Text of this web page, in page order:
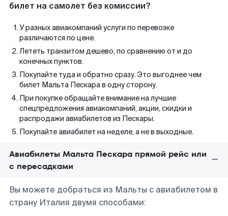
билет на самолет без комиссии?
У разных авиакомпаний услуги по перевозке
различаются по цене.
Лететь транзитом дешево, по сравнению от и до
конечных пунктов.
Покупайте туда и обратно сразу. Это выгоднее чем
билет Мальта Пескара в одну сторону.
При покупке обращайте внимание на лучшие
спецпредложения авиакомпаний, акции, скидки и
распродажи авиабилетов из Пескары.
Покупайте авиабилет на неделе, а не в выходные.
Авиабилеты Мальта Пескара прямой рейс или
с пересадками
Вы можете добраться из Мальты с авиабилетом в
страну Италия двумя способами: